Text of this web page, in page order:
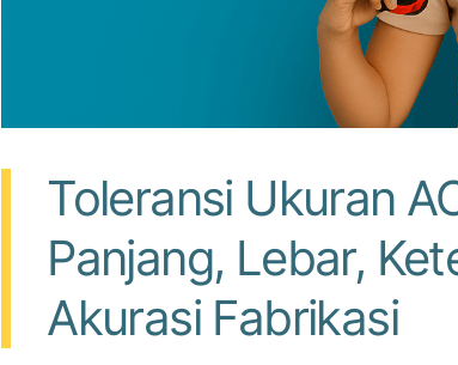
Toleransi Ukuran
Panjang, Lebar,
Akurasi Fabrikasi